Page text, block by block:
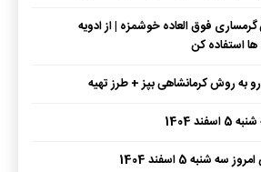
فوق العاده خوشمزه | از ادویه
استفاده کن
به روش کرمانشاهی بپز + طرز تهیه
1404
شنبه 5 اسفند 1404